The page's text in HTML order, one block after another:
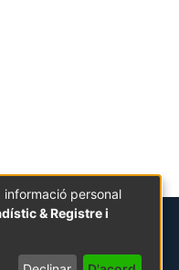
informació personal
& Registre i